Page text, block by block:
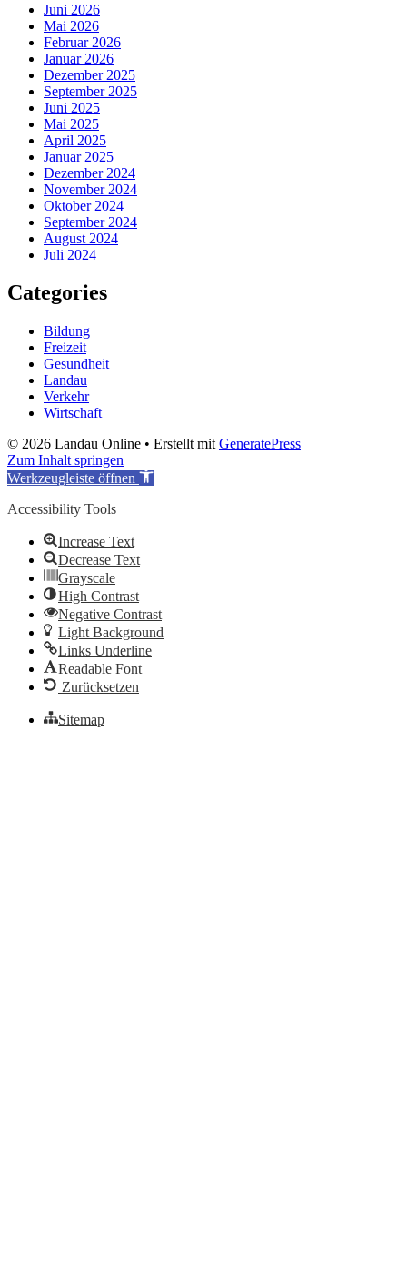
Juni 2026
Mai 2026
Februar 2026
Januar 2026
Dezember 2025
September 2025
Juni 2025
Mai 2025
April 2025
Januar 2025
Dezember 2024
November 2024
Oktober 2024
September 2024
August 2024
Juli 2024
Categories
Bildung
Freizeit
Gesundheit
Landau
Verkehr
Wirtschaft
© 2026 Landau Online • Erstellt mit GeneratePress
Zum Inhalt springen
Werkzeugleiste öffnen
Accessibility Tools
Increase Text
Decrease Text
Grayscale
High Contrast
Negative Contrast
Light Background
Links Underline
Readable Font
Zurücksetzen
Sitemap